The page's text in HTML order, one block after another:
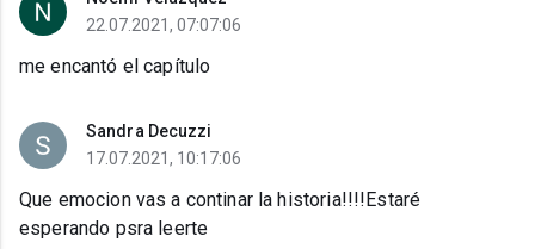
22.07.2021, 07:07:06
me encantó el capítulo
Sandra Decuzzi
17.07.2021, 10:17:06
Que emocion vas a continar la historia!!!!Estaré
esperando psra leerte